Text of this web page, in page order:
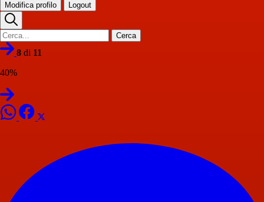
Modifica profilo Logout
Cerca
8 di 11
40%